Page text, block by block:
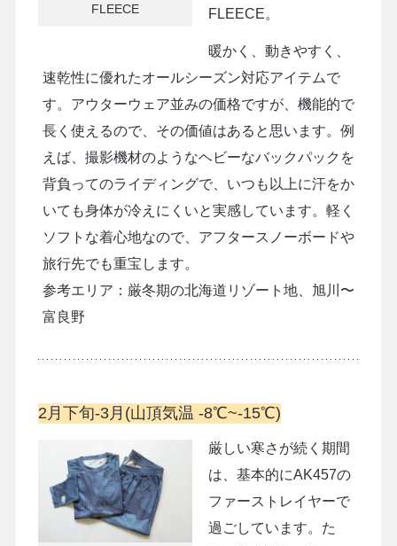
FLEECE
FLEECE。
暖かく、動きやすく、
速乾性に優れたオールシーズン対応アイテムで
す。アウターウェア並みの価格ですが、機能的で
長く使えるので、その価値はあると思います。例
えば、撮影機材のようなヘビーなバックパックを
背負ってのライディングで、いつも以上に汗をか
いても身体が冷えにくいと実感しています。軽く
ソフトな着心地なので、アフタースノーボードや
旅行先でも重宝します。
参考エリア：厳冬期の北海道リゾート地、旭川〜
富良野
2月下旬-3月(山頂気温 -8℃~-15℃)
厳しい寒さが続く期間
は、基本的にAK457の
ファーストレイヤーで
過ごしています。た